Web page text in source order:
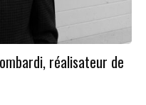
réalisateur de